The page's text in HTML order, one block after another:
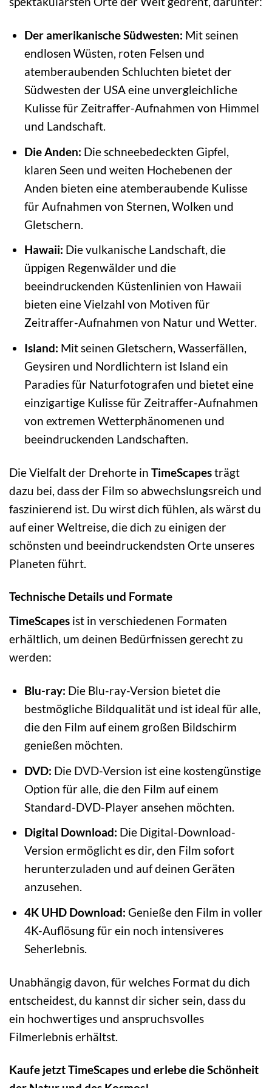
Der amerikanische Südwesten: Mit seinen
endlosen Wüsten, roten Felsen und
atemberaubenden Schluchten bietet der
Südwesten der USA eine unvergleichliche
Kulisse für Zeitraffer-Aufnahmen von Himmel
und Landschaft.
Die Anden: Die schneebedeckten Gipfel,
klaren Seen und weiten Hochebenen der
Anden bieten eine atemberaubende Kulisse
für Aufnahmen von Sternen, Wolken und
Gletschern.
Hawaii: Die vulkanische Landschaft, die
üppigen Regenwälder und die
beeindruckenden Küstenlinien von Hawaii
bieten eine Vielzahl von Motiven für
Zeitraffer-Aufnahmen von Natur und Wetter.
Island: Mit seinen Gletschern, Wasserfällen,
Geysiren und Nordlichtern ist Island ein
Paradies für Naturfotografen und bietet eine
einzigartige Kulisse für Zeitraffer-Aufnahmen
von extremen Wetterphänomenen und
beeindruckenden Landschaften.
Die Vielfalt der Drehorte in TimeScapesträgt
dazu bei, dass der Film so abwechslungsreich und
faszinierend ist. Du wirst dich fühlen, als wärst du
auf einer Weltreise, die dich zu einigen der
schönsten und beeindruckendsten Orte unseres
Planeten führt.
Technische Details und Formate
TimeScapes ist in verschiedenen Formaten
erhältlich, um deinen Bedürfnissen gerecht zu
werden:
Blu-ray: Die Blu-ray-Version bietet die
bestmögliche Bildqualität und ist ideal für alle,
die den Film auf einem großen Bildschirm
genießen möchten.
DVD: Die DVD-Version ist eine kostengünstige
Option für alle, die den Film auf einem
Standard-DVD-Player ansehen möchten.
Digital Download: Die Digital-Download-
Version ermöglicht es dir, den Film sofort
herunterzuladen und auf deinen Geräten
anzusehen.
4K UHD Download: Genieße den Film in voller
4K-Auflösung für ein noch intensiveres
Seherlebnis.
Unabhängig davon, für welches Format du dich
entscheidest, du kannst dir sicher sein, dass du
ein hochwertiges und anspruchsvolles
Filmerlebnis erhältst.
Kaufe jetzt TimeScapes und erlebe die Schönheit